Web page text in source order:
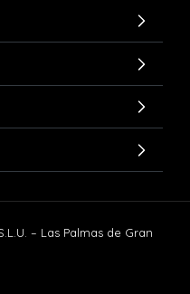
– Las Palmas de Gran